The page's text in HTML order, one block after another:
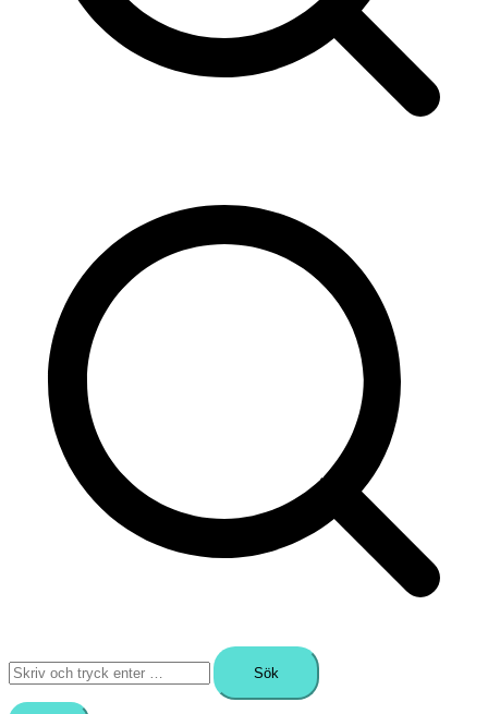
Sök